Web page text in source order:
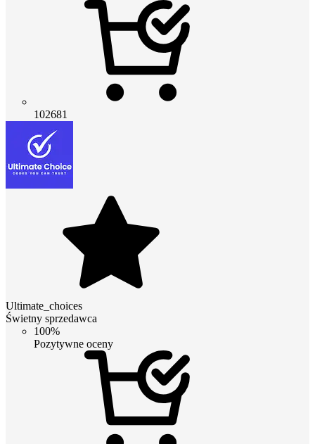
102681
Ultimate_choices
Świetny sprzedawca
100%
Pozytywne oceny